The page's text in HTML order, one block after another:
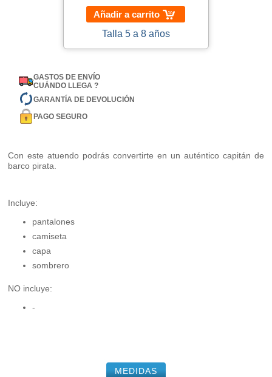
Añadir a carrito
Talla 5 a 8 años
GASTOS DE ENVÍO
CUÁNDO LLEGA ?
GARANTÍA DE DEVOLUCIÓN
PAGO SEGURO
Con este atuendo podrás convertirte en un auténtico capitán de
barco pirata.
Incluye:
pantalones
camiseta
capa
sombrero
NO incluye:
-
MEDIDAS